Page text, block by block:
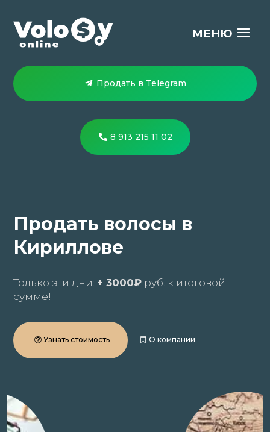
Продать в Telegram
8 913 215 11 02
Продать волосы в
Кириллове
Только эти дни: + 3000₽ руб. к итоговой
сумме!
Узнать стоимость О компании